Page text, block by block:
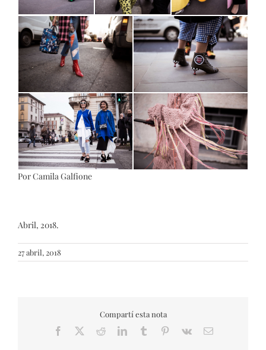
Por Camila Galfione
Abril, 2018.
27 abril, 2018
Compartí esta nota
Facebook RedditLinkedInTumblr Pinterest
Vk Email